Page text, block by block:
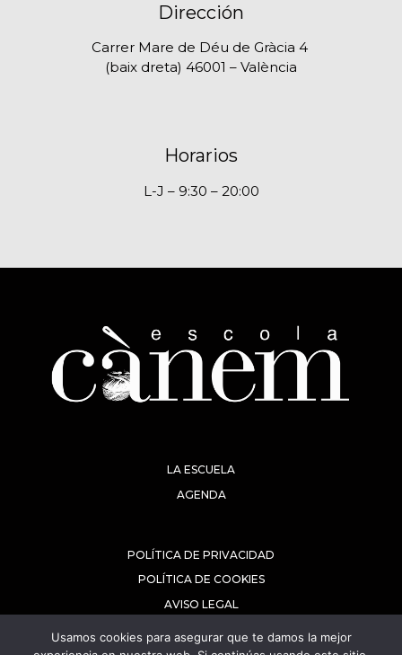
Dirección
Carrer Mare de Déu de Gràcia 4
(baix dreta) 46001 – València
Horarios
L-J – 9:30 – 20:00
LA ESCUELA
AGENDA
POLÍTICA DE PRIVACIDAD
POLÍTICA DE COOKIES
AVISO LEGAL
Usamos cookies para asegurar que te damos la mejor